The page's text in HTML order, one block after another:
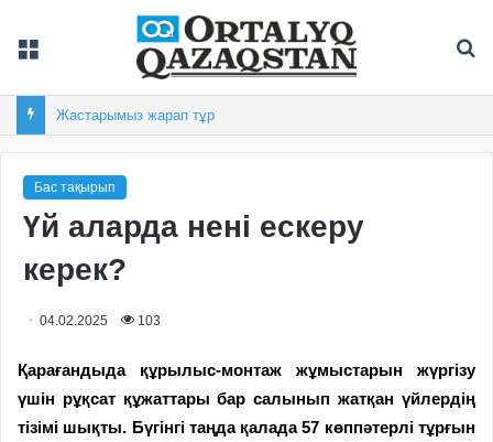
Жастарымыз жарап тұр
Бас тақырып
Үй аларда нені ескеру
керек?
04.02.2025 103
Қарағандыда құрылыс-монтаж жұмыстарын жүргізу
үшін рұқсат құжаттары бар салынып жатқан үйлердің
тізімі шықты. Бүгінгі таңда қалада 57 көппәтерлі тұрғын